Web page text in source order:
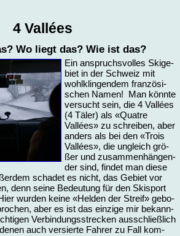
4 Vallées
Wo liegt das? Wie ist das?
Ein an­spruchs­vol­les Ski­ge­
biet in der Schweiz mit
wohl­klin­gen­dem fran­zö­si­
schen Na­men! Man könn­te
ver­sucht sein, die 4 Vallées
(4 Tä­ler) als «Qua­tre
Vallées» zu schrei­ben, aber
an­ders als bei den «Trois
Vallées», die un­gleich grö­
ßer und zu­sam­men­hän­gen­
der sind, fin­det man die­se
scha­det es nicht, das Ge­biet vor
denn sei­ne Be­deu­tung für den Ski­sport
wur­den kei­ne «Hel­den der Streif» ge­bo­
aber es ist das ein­zi­ge mir be­kann­
Ver­bin­dungs­stre­cken aus­schließ­lich
auch ver­sier­te Fah­rer zu Fall kom­